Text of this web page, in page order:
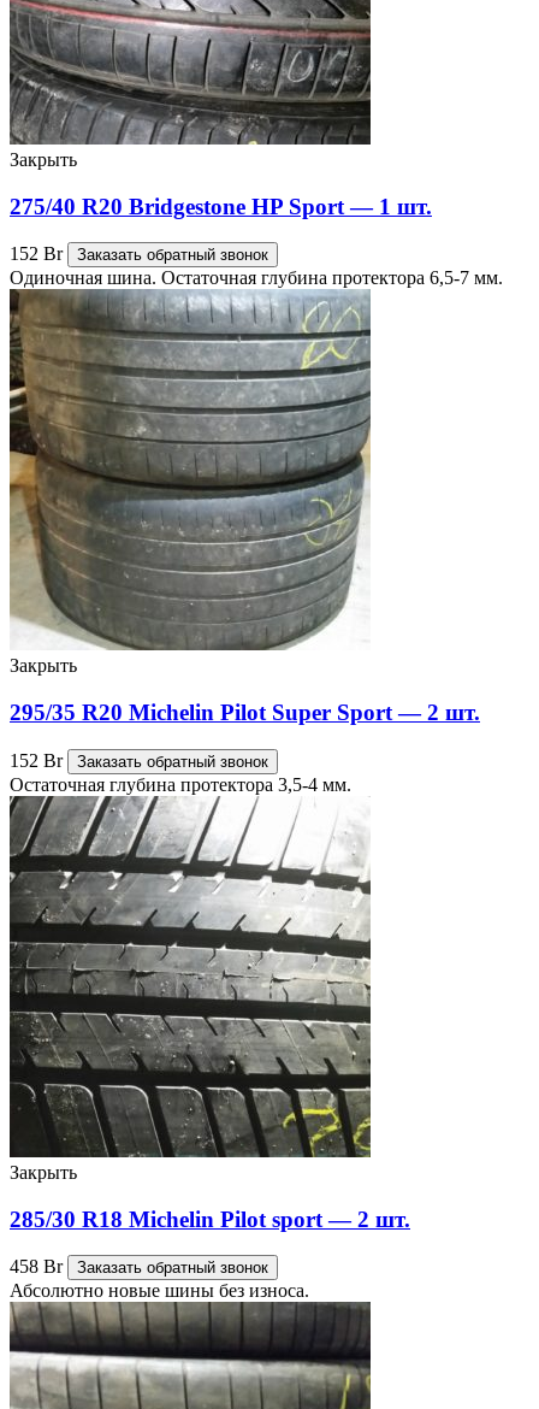
Закрыть
275/40 R20 Bridgestone HP Sport — 1 шт.
152 Br Заказать обратный звонок
Одиночная шина. Остаточная глубина протектора 6,5-7 мм.
Закрыть
295/35 R20 Michelin Pilot Super Sport — 2 шт.
152 Br Заказать обратный звонок
Остаточная глубина протектора 3,5-4 мм.
Закрыть
285/30 R18 Michelin Pilot sport — 2 шт.
458 Br Заказать обратный звонок
Абсолютно новые шины без износа.